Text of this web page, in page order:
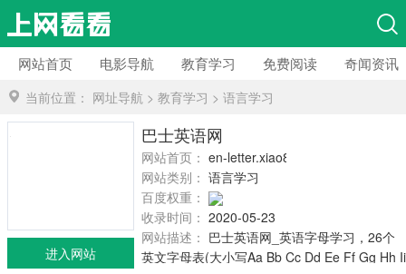
网站首页 电影导航 教育学习 免费阅读 奇闻资讯
当前位置： 网址导航 > 教育学习 > 语言学习
巴士英语网
网站首页： en-letter.xiao84.com
网站类别： 语言学习
百度权重：
收录时间： 2020-05-23
网站描述： 巴士英语网_英语字母学习，26个
英文字母表(大小写Aa Bb Cc Dd Ee Ff Gg Hh Ii
进入网站